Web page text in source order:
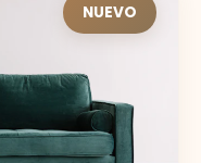
NUEVO